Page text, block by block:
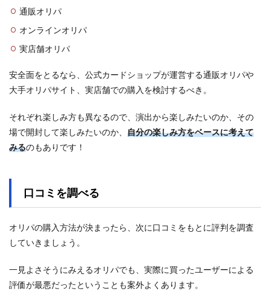
通販オリパ
オンラインオリパ
実店舗オリパ
安全面をとるなら、公式カードショップが運営する通販オリパや
大手オリパサイト、実店舗での購入を検討するべき。
それぞれ楽しみ方も異なるので、演出から楽しみたいのか、その
場で開封して楽しみたいのか、 自分の楽しみ方をベースに考えて
みるのもありです！
口コミを調べる
オリパの購入方法が決まったら、次に口コミをもとに評判を調査
していきましょう。
一見よさそうにみえるオリパでも、実際に買ったユーザーによる
評価が最悪だったということも案外よくあります。